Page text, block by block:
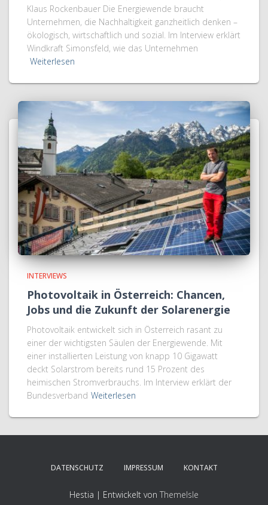
Klaus Rockenbauer Die Energiewende braucht
Unternehmen, die Nachhaltigkeit ganzheitlich denken –
ökologisch, wirtschaftlich und sozial. Im Interview erklärt
Windkraft Simonsfeld, wie das Unternehmen
Weiterlesen
INTERVIEWS
Photovoltaik in Österreich: Chancen,
Jobs und die Zukunft der Solarenergie
Photovoltaik entwickelt sich in Österreich rasant zu
einer der wichtigsten Säulen der Energiewende. Mit
einer installierten Leistung von knapp 10 Gigawatt
deckt Solarstrom bereits rund 15 Prozent des
heimischen Stromverbrauchs. Im Interview erklärt der
Bundesverband Weiterlesen
DATENSCHUTZ IMPRESSUM KONTAKT
Hestia | Entwickelt von ThemeIsle